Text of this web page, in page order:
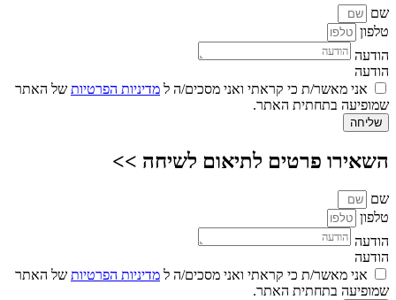
שם
טלפון
הודעה
הודעה
אני מאשר/ת כי קראתי ואני מסכים/ה ל מדיניות הפרטיות של האתר
שמופיעה בתחתית האתר.
שליחה
השאירו פרטים לתיאום לשיחה >>
שם
טלפון
הודעה
הודעה
אני מאשר/ת כי קראתי ואני מסכים/ה ל מדיניות הפרטיות של האתר
שמופיעה בתחתית האתר.